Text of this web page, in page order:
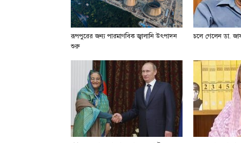
রূপপুরের জন্য পারমাণবিক জ্বালানি উৎপাদন
শুরু
চলে গেলেন ডা.